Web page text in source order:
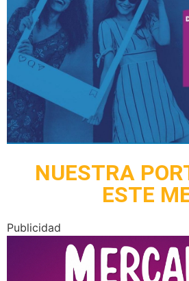
NUESTRA
ESTE
Publicidad